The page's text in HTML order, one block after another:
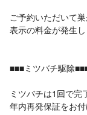
ご予約いただいて
表示の料金が発生し
■■■ミツバチ駆除
ミツバチは1回で完
年内再発保証をお付